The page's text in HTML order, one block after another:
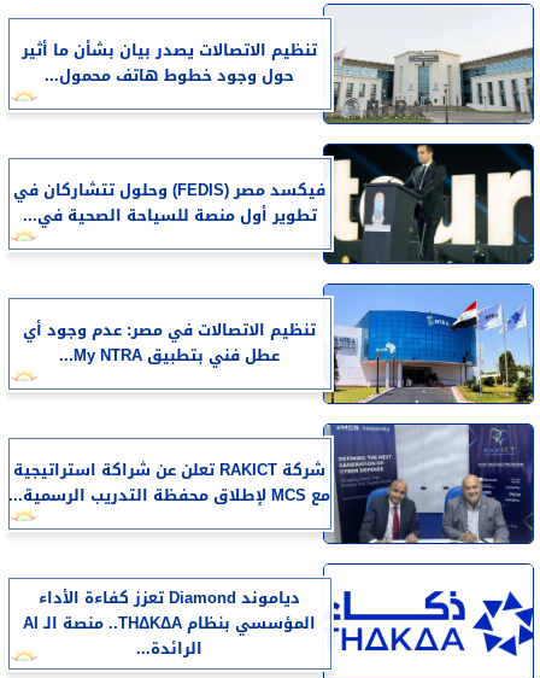
تنظيم الاتصالات يصدر بيان بشأن ما أثير
حول وجود خطوط هاتف محمول...
فيكسد مصر (FEDIS) وحلول تتشاركان في
تطوير أول منصة للسياحة الصحية في...
تنظيم الاتصالات في مصر: عدم وجود أي
عطل فني بتطبيق My NTRA...
شركة RAKICT تعلن عن شراكة استراتيجية
مع MCS لإطلاق محفظة التدريب الرسمية...
دياموند Diamond تعزز كفاءة الأداء
المؤسسي بنظام THΔKΔA.. منصة الـ AI
الرائدة...